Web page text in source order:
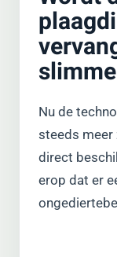
Nu de
steeds meer
direct
erop dat er